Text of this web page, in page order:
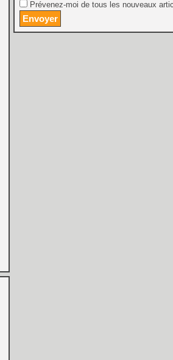
Prévenez-moi de tous les nouveaux